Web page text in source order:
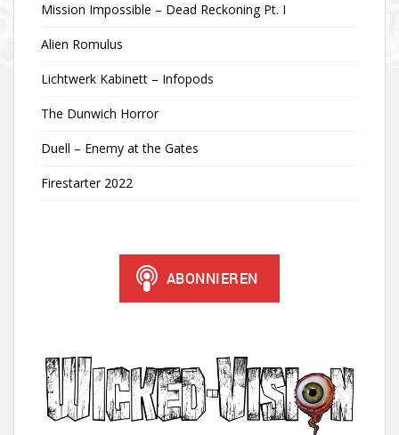
Mission Impossible – Dead Reckoning Pt. I
Alien Romulus
Lichtwerk Kabinett – Infopods
The Dunwich Horror
Duell – Enemy at the Gates
Firestarter 2022